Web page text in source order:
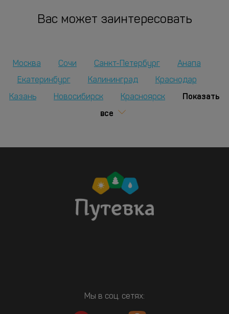
Вас может заинтересовать
Москва Сочи Санкт-Петербург
Анапа
Екатеринбург
Калининград Краснодар
Казань Новосибирск Красноярск
Показать
все
Мы в соц. сетях: